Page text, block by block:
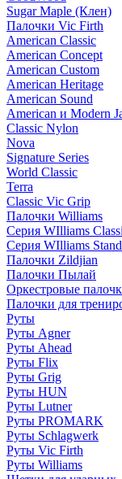
Sugar Maple (Клен)
Палочки Vic Firth
American Classic
American Concept
American Custom
American Heritage
American Sound
American и Modern
Classic Nylon
Nova
Signature Series
World Classic
Terra
Classic Vic Grip
Палочки Williams
Серия WIlliams
Серия WIlliams
Палочки Zildjian
Палочки Пылай
Оркестровые
Палочки для
Руты
Руты Agner
Руты Ahead
Руты Flix
Руты Grig
Руты HUN
Руты Lutner
Руты PROMARK
Руты Schlagwerk
Руты Vic Firth
Руты Williams